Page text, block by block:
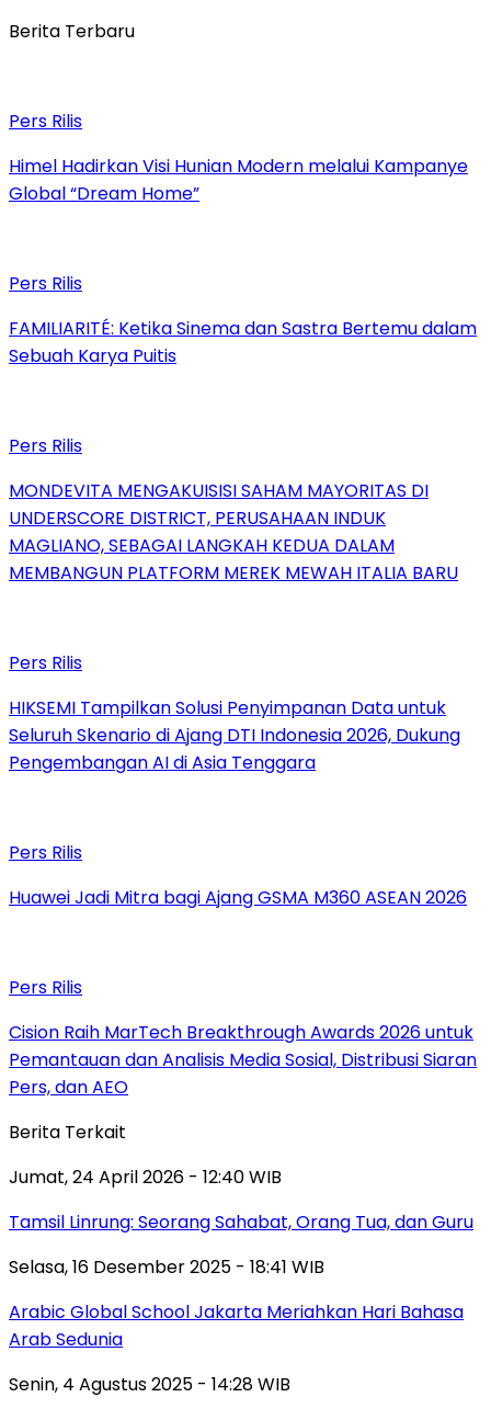
Berita Terbaru
Pers Rilis
Himel Hadirkan Visi Hunian Modern melalui Kampanye
Global “Dream Home”
Pers Rilis
FAMILIARITÉ: Ketika Sinema dan Sastra Bertemu dalam
Sebuah Karya Puitis
Pers Rilis
MONDEVITA MENGAKUISISI SAHAM MAYORITAS DI
UNDERSCORE DISTRICT, PERUSAHAAN INDUK
MAGLIANO, SEBAGAI LANGKAH KEDUA DALAM
MEMBANGUN PLATFORM MEREK MEWAH ITALIA BARU
Pers Rilis
HIKSEMI Tampilkan Solusi Penyimpanan Data untuk
Seluruh Skenario di Ajang DTI Indonesia 2026, Dukung
Pengembangan AI di Asia Tenggara
Pers Rilis
Huawei Jadi Mitra bagi Ajang GSMA M360 ASEAN 2026
Pers Rilis
Cision Raih MarTech Breakthrough Awards 2026 untuk
Pemantauan dan Analisis Media Sosial, Distribusi Siaran
Pers, dan AEO
Berita Terkait
Jumat, 24 April 2026 - 12:40 WIB
Tamsil Linrung: Seorang Sahabat, Orang Tua, dan Guru
Selasa, 16 Desember 2025 - 18:41 WIB
Arabic Global School Jakarta Meriahkan Hari Bahasa
Arab Sedunia
Senin, 4 Agustus 2025 - 14:28 WIB